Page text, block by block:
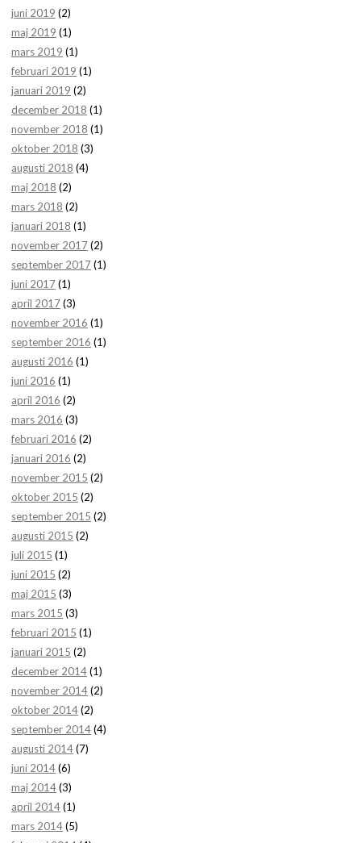
juni 2019 (2)
maj 2019 (1)
mars 2019 (1)
februari 2019 (1)
januari 2019 (2)
december 2018 (1)
november 2018 (1)
oktober 2018 (3)
augusti 2018 (4)
maj 2018 (2)
mars 2018 (2)
januari 2018 (1)
november 2017(2)
september 2017(1)
juni 2017(1)
april 2017(3)
november 2016 (1)
september 2016 (1)
augusti 2016 (1)
juni 2016 (1)
april 2016 (2)
mars 2016 (3)
februari 2016 (2)
januari 2016 (2)
november 2015 (2)
oktober 2015 (2)
september 2015 (2)
augusti 2015 (2)
juli 2015 (1)
juni 2015 (2)
maj 2015 (3)
mars 2015 (3)
februari 2015 (1)
januari 2015 (2)
december 2014(1)
november 2014(2)
oktober 2014(2)
september 2014(4)
augusti 2014(7)
juni 2014(6)
maj 2014(3)
april 2014(1)
mars 2014(5)